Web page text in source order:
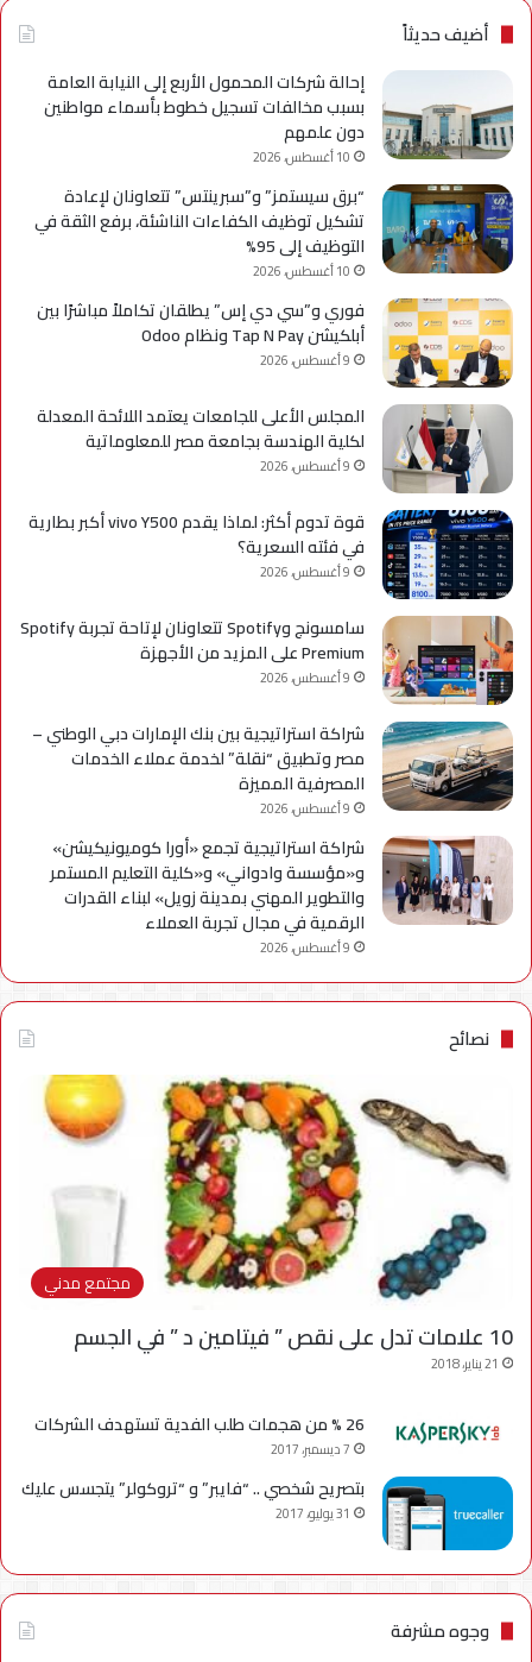
ظل
تحول
التحالفات
التجارية
والتغيّر
التكنولوجي
وإعادة
تشكّيل
موازين
القوى
العالمية
أضيف حديثاً
إحالة شركات المحمول الأربع إلى النيابة العامة
بسبب مخالفات تسجيل خطوط بأسماء مواطنين
دون علمهم
10 أغسطس، 2026
“برق سيستمز” و”سبرينتس” تتعاونان لإعادة
تشكيل توظيف الكفاءات الناشئة، برفع الثقة في
التوظيف إلى 95%
10 أغسطس، 2026
فوري و”سي دي إس” يطلقان تكاملاً مباشرًا بين
أبلكيشن Tap N Pay ونظام Odoo
9 أغسطس، 2026
المجلس الأعلى للجامعات يعتمد اللائحة المعدلة
لكلية الهندسة بجامعة مصر للمعلوماتية
9 أغسطس، 2026
قوة تدوم أكثر: لماذا يقدم vivo Y500 أكبر بطارية
في فئته السعرية؟
9 أغسطس، 2026
سامسونج وSpotify تتعاونان لإتاحة تجربة Spotify
Premium على المزيد من الأجهزة
9 أغسطس، 2026
شراكة استراتيجية بين بنك الإمارات دبي الوطني –
مصر وتطبيق “نقلة” لخدمة عملاء الخدمات
المصرفية المميزة
9 أغسطس، 2026
شراكة استراتيجية تجمع «أورا كوميونيكيشن»
و«مؤسسة وادواني» و«كلية التعليم المستمر
والتطوير المهني بمدينة زويل» لبناء القدرات
الرقمية في مجال تجربة العملاء
9 أغسطس، 2026
نصائح
مجتمع مدني
10 علامات تدل على نقص ” فيتامين د ” في الجسم
21 يناير، 2018
26 % من هجمات طلب الفدية تستهدف الشركات
7 ديسمبر، 2017
بتصريح شخصي .. “فايبر” و “تروكولر” يتجسس عليك
31 يوليو، 2017
وجوه مشرفة